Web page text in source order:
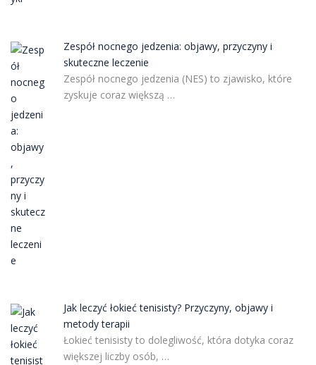
Zespół nocnego jedzenia: objawy, przyczyny i
skuteczne leczenie
Zespół nocnego jedzenia (NES) to zjawisko, które
zyskuje coraz większą …
Jak leczyć łokieć tenisisty? Przyczyny, objawy i
metody terapii
Łokieć tenisisty to dolegliwość, która dotyka coraz
większej liczby osób, …